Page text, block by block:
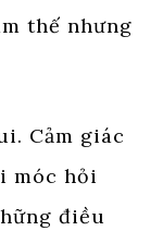
thế nhưng
Cảm giác
móc hỏi
điều